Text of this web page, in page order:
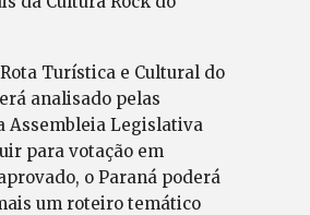
Turística e Cultural do
analisado pelas
Assembleia Legislativa
para votação em
o Paraná poderá
um roteiro temático